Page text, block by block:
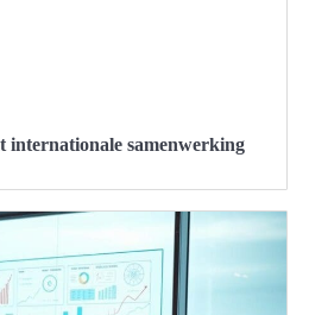
internationale samenwerking